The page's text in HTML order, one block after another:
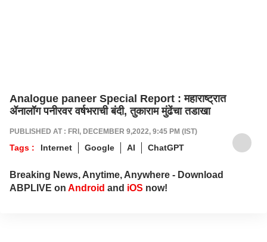
Analogue paneer Special Report : महाराष्ट्रात
ॲनालॉग पनीरवर वर्षभराची बंदी, तुकाराम मुंढेंचा तडाखा
PUBLISHED AT : FRI, DECEMBER 9,2022, 9:45 PM (IST)
Tags : Internet Google AI ChatGPT
Breaking News, Anytime, Anywhere - Download
ABPLIVE on Android and iOS now!